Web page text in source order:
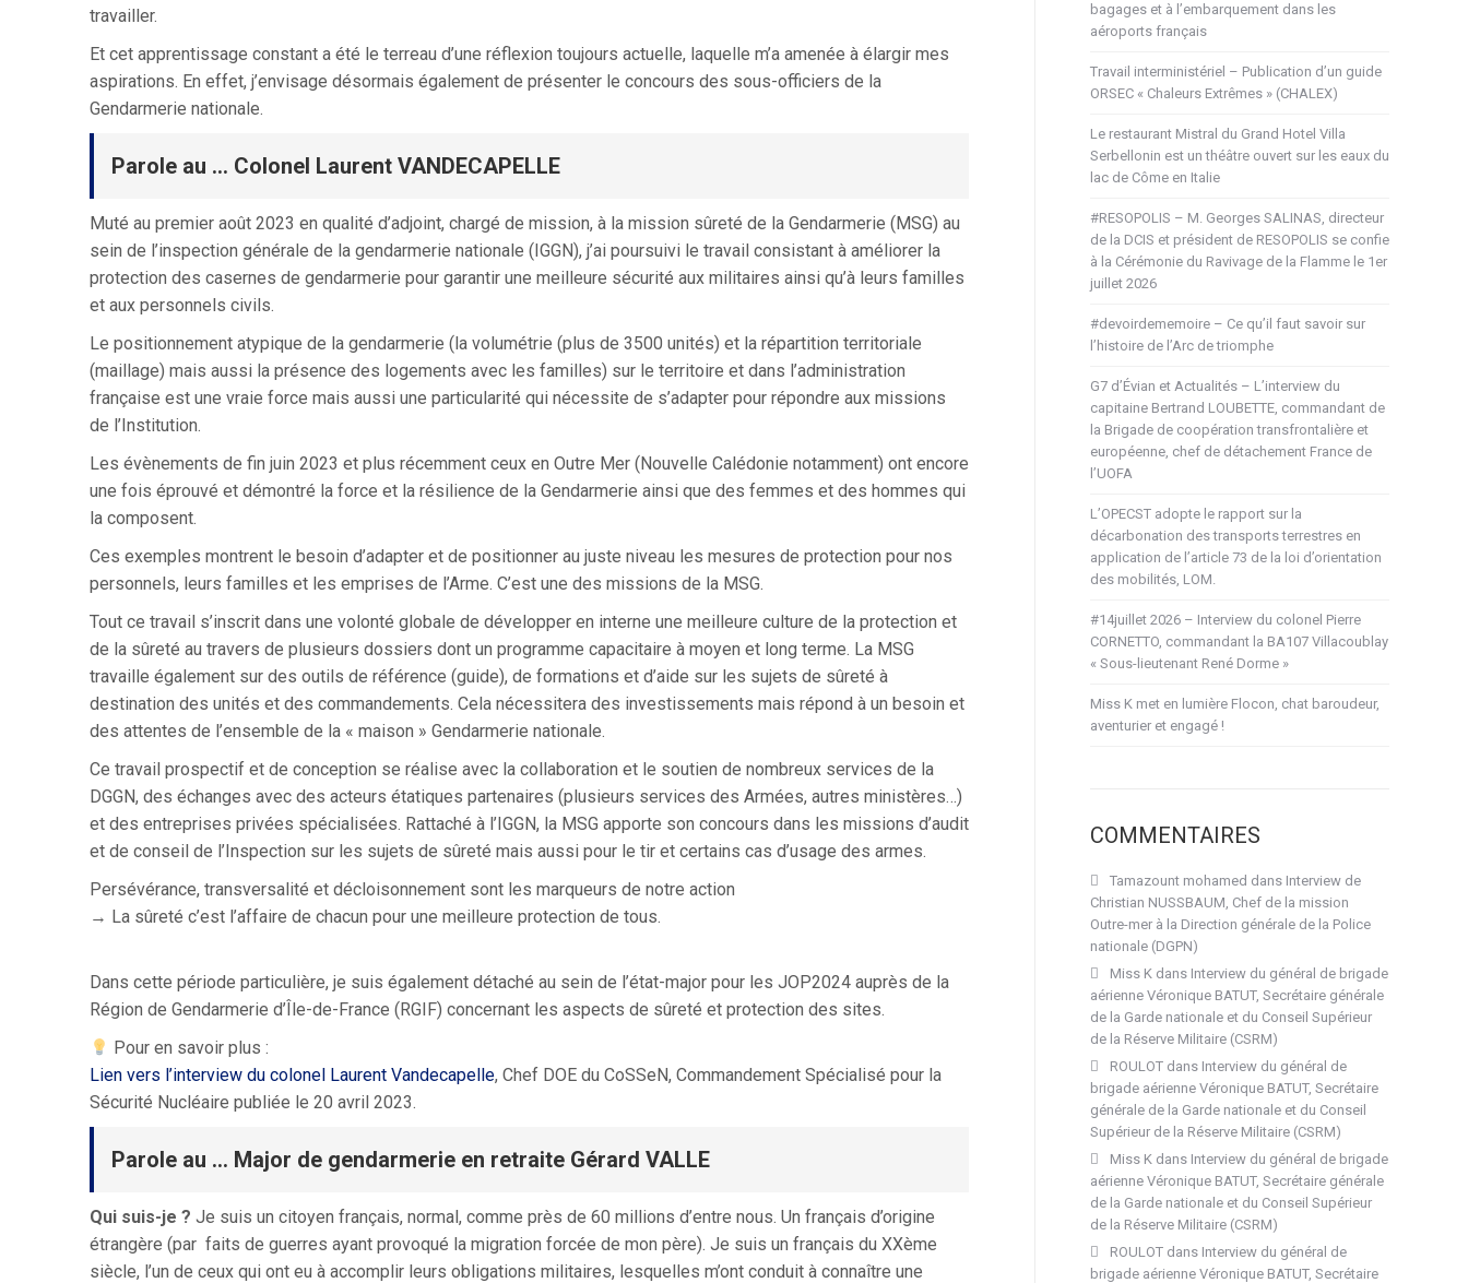
travailler.
Et cet apprentissage constant a été le terreau d’une réflexion toujours actuelle, laquelle m’a amenée à élargir mes
aspirations. En effet, j’envisage désormais également de présenter le concours des sous-officiers de la
Gendarmerie nationale.
Parole au … Colonel Laurent VANDECAPELLE
Muté au premier août 2023 en qualité d’adjoint, chargé de mission, à la mission sûreté de la Gendarmerie (MSG) au
sein de l’inspection générale de la gendarmerie nationale (IGGN), j’ai poursuivi le travail consistant à améliorer la
protection des casernes de gendarmerie pour garantir une meilleure sécurité aux militaires ainsi qu’à leurs familles
et aux personnels civils.
Le positionnement atypique de la gendarmerie (la volumétrie (plus de 3500 unités) et la répartition territoriale
(maillage) mais aussi la présence des logements avec les familles) sur le territoire et dans l’administration
française est une vraie force mais aussi une particularité qui nécessite de s’adapter pour répondre aux missions
de l’Institution.
Les évènements de fin juin 2023 et plus récemment ceux en Outre Mer (Nouvelle Calédonie notamment) ont encore
une fois éprouvé et démontré la force et la résilience de la Gendarmerie ainsi que des femmes et des hommes qui
la composent.
Ces exemples montrent le besoin d’adapter et de positionner au juste niveau les mesures de protection pour nos
personnels, leurs familles et les emprises de l’Arme. C’est une des missions de la MSG.
Tout ce travail s’inscrit dans une volonté globale de développer en interne une meilleure culture de la protection et
de la sûreté au travers de plusieurs dossiers dont un programme capacitaire à moyen et long terme. La MSG
travaille également sur des outils de référence (guide), de formations et d’aide sur les sujets de sûreté à
destination des unités et des commandements. Cela nécessitera des investissements mais répond à un besoin et
des attentes de l’ensemble de la « maison » Gendarmerie nationale.
Ce travail prospectif et de conception se réalise avec la collaboration et le soutien de nombreux services de la
DGGN, des échanges avec des acteurs étatiques partenaires (plusieurs services des Armées, autres ministères…)
et des entreprises privées spécialisées. Rattaché à l’IGGN, la MSG apporte son concours dans les missions d’audit
et de conseil de l’Inspection sur les sujets de sûreté mais aussi pour le tir et certains cas d’usage des armes.
Persévérance, transversalité et décloisonnement sont les marqueurs de notre action
→ La sûreté c’est l’affaire de chacun pour une meilleure protection de tous.
Dans cette période particulière, je suis également détaché au sein de l’état-major pour les JOP2024 auprès de la
Région de Gendarmerie d’Île-de-France (RGIF) concernant les aspects de sûreté et protection des sites.
Pour en savoir plus :
Lien vers l’interview du colonel Laurent Vandecapelle, Chef DOE du CoSSeN, Commandement Spécialisé pour la
Sécurité Nucléaire publiée le 20 avril 2023.
Parole au … Major de gendarmerie en retraite Gérard VALLE
Qui suis-je ? Je suis un citoyen français, normal, comme près de 60 millions d’entre nous. Un français d’origine
étrangère (par faits de guerres ayant provoqué la migration forcée de mon père). Je suis un français du XXème
siècle, l’un de ceux qui ont eu à accomplir leurs obligations militaires, lesquelles m’ont conduit à connaître une
bagages et à l’embarquement dans les
aéroports français
Travail interministériel – Publication d’un guide
ORSEC « Chaleurs Extrêmes » (CHALEX)
Le restaurant Mistral du Grand Hotel Villa
Serbellonin est un théâtre ouvert sur les eaux du
lac de Côme en Italie
#RESOPOLIS – M. Georges SALINAS, directeur
de la DCIS et président de RESOPOLIS se confie
à la Cérémonie du Ravivage de la Flamme le 1er
juillet 2026
#devoirdememoire – Ce qu’il faut savoir sur
l’histoire de l’Arc de triomphe
G7 d’Évian et Actualités – L’interview du
capitaine Bertrand LOUBETTE, commandant de
la Brigade de coopération transfrontalière et
européenne, chef de détachement France de
l’UOFA
L’OPECST adopte le rapport sur la
décarbonation des transports terrestres en
application de l’article 73 de la loi d’orientation
des mobilités, LOM.
#14juillet 2026 – Interview du colonel Pierre
CORNETTO, commandant la BA107 Villacoublay
« Sous-lieutenant René Dorme »
Miss K met en lumière Flocon, chat baroudeur,
aventurier et engagé !
COMMENTAIRES
Tamazount mohamed dans Interview de
Christian NUSSBAUM, Chef de la mission
Outre-mer à la Direction générale de la Police
nationale (DGPN)
Miss K dans Interview du général de brigade
aérienne Véronique BATUT, Secrétaire générale
de la Garde nationale et du Conseil Supérieur
de la Réserve Militaire (CSRM)
ROULOT dans Interview du général de
brigade aérienne Véronique BATUT, Secrétaire
générale de la Garde nationale et du Conseil
Supérieur de la Réserve Militaire (CSRM)
Miss K dans Interview du général de brigade
aérienne Véronique BATUT, Secrétaire générale
de la Garde nationale et du Conseil Supérieur
de la Réserve Militaire (CSRM)
ROULOT dans Interview du général de
brigade aérienne Véronique BATUT, Secrétaire